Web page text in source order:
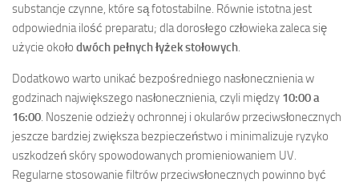
substancje czynne, które są fotostabilne. Równie istotna jest
odpowiednia ilość preparatu; dla dorosłego człowieka zaleca się
użycie około dwóch pełnych łyżek stołowych.
Dodatkowo warto unikać bezpośredniego nasłonecznienia w
godzinach największego nasłonecznienia, czyli między 10:00 a
16:00. Noszenie odzieży ochronnej i okularów przeciwsłonecznych
jeszcze bardziej zwiększa bezpieczeństwo i minimalizuje ryzyko
uszkodzeń skóry spowodowanych promieniowaniem UV.
Regularne stosowanie filtrów przeciwsłonecznych powinno być